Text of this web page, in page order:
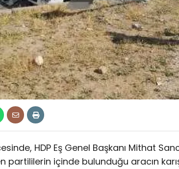
HDP Eş Genel Başkanı Mithat
partililerin içinde bulunduğu aracın